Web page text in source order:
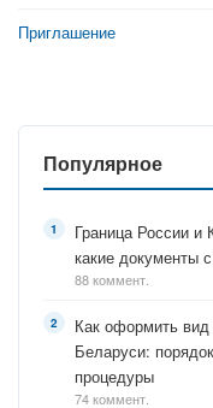
Приглашение
Популярное
Граница России и
какие документы
88 коммент.
Как оформить
Беларуси:
процедуры
74 коммент.